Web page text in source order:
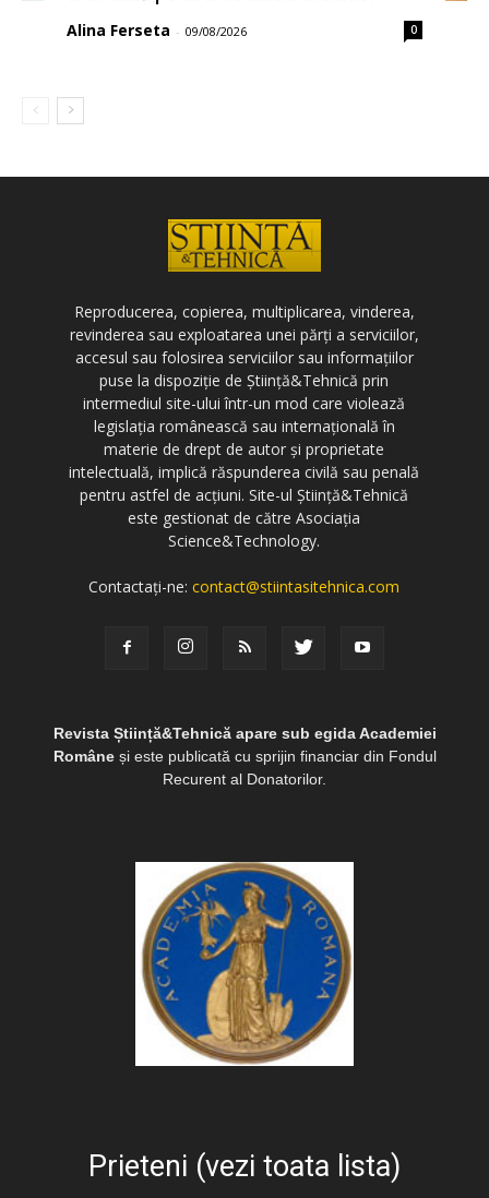
Alina Ferseta - 09/08/2026 0
Reproducerea, copierea, multiplicarea, vinderea,
revinderea sau exploatarea unei părți a serviciilor,
accesul sau folosirea serviciilor sau informațiilor
puse la dispoziție de Știință&Tehnică prin
intermediul site-ului într-un mod care violează
legislația românească sau internațională în
materie de drept de autor și proprietate
intelectuală, implică răspunderea civilă sau penală
pentru astfel de acțiuni. Site-ul Știință&Tehnică
este gestionat de către Asociația
Science&Technology.
Contactați-ne:contact@stiintasitehnica.com
Revista Știință&Tehnică apare sub egida Academiei
Româneși este publicată cu sprijin financiar din Fondul
Recurent al Donatorilor.
Prieteni (vezi toata lista)